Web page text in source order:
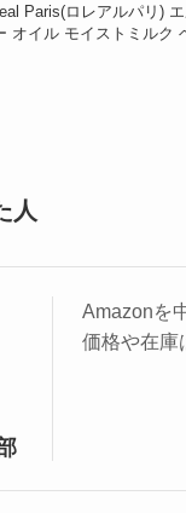
Paris(ロレアルパリ)
オイル モイストミルク
人
Amazonを
価格や在庫